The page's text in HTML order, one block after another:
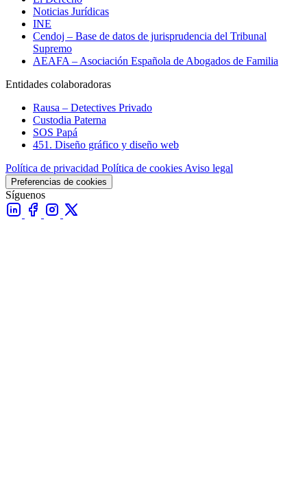
Noticias Jurídicas
INE
Cendoj – Base de datos de jurisprudencia del Tribunal
Supremo
AEAFA – Asociación Española de Abogados de Familia
Entidades colaboradoras
Rausa – Detectives Privado
Custodia Paterna
SOS Papá
451. Diseño gráfico y diseño web
Política de privacidad Política de cookies Aviso legal
Preferencias de cookies
Síguenos